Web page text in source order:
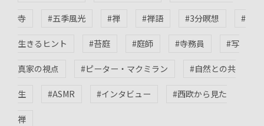
寺 #五季風光 #禅 #禅語 #3分瞑想 #
生きるヒント #苔庭 #庭師 #寺務員 #写
真家の視点 #ピーター・マクミラン #自然との共
生 #ASMR #インタビュー #西欧から見た
禅